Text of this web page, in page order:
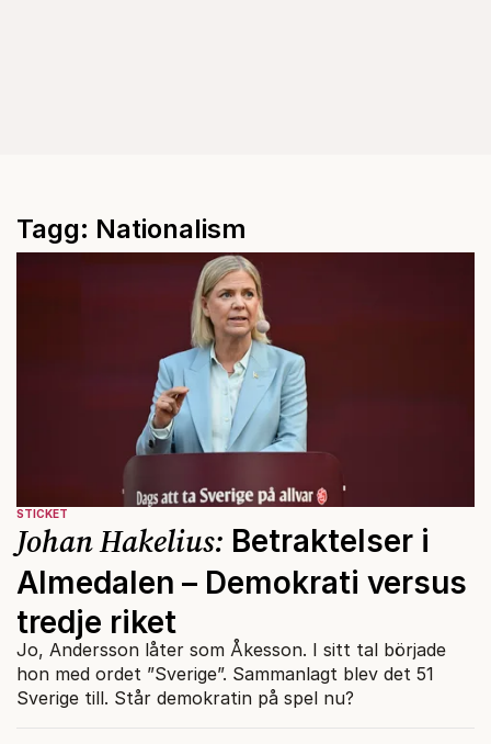
Tagg: Nationalism
STICKET
Johan Hakelius: Betraktelser i
Almedalen – Demokrati versus
tredje riket
Jo, Andersson låter som Åkesson. I sitt tal började
hon med ordet ”Sverige”. Sammanlagt blev det 51
Sverige till. Står demokratin på spel nu?